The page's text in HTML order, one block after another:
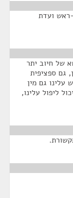
ראש ועדת
של חיוב יתר
גם ספציפית
עלינו גם מין
ליפול עלינו,